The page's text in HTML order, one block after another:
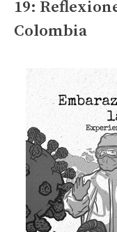
19:
Colombia